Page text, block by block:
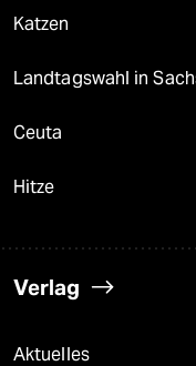
Katzen
Landtagswahl in
Ceuta
Hitze
Verlag
Aktuelles